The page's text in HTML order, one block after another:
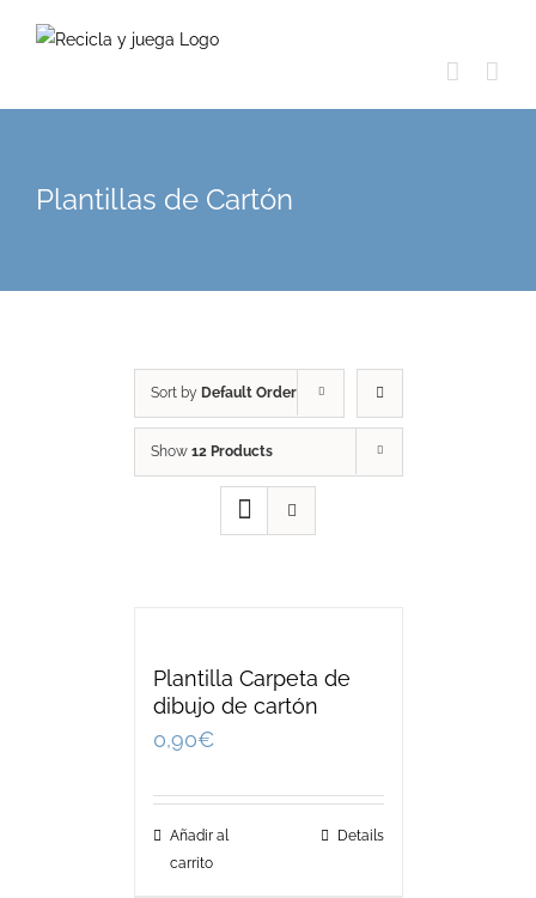
Plantillas de Cartón
Sort by Default Order
Show 12 Products
Plantilla Carpeta de
dibujo de cartón
0,90€
Añadir al
carrito
Details